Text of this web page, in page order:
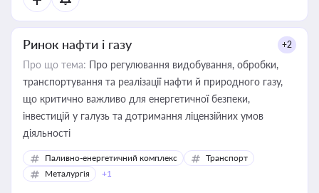
Ринок нафти і газу +2
Про що тема: Про регулювання видобування, обробки,
транспортування та реалізації нафти й природного газу,
що критично важливо для енергетичної безпеки,
інвестицій у галузь та дотримання ліцензійних умов
діяльності
Паливно-енергетичний комплекс
Транспорт
Металургія
+1